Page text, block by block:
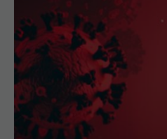
Noua tulpină COVID
spitalizărilor. Se
purtarea măștii